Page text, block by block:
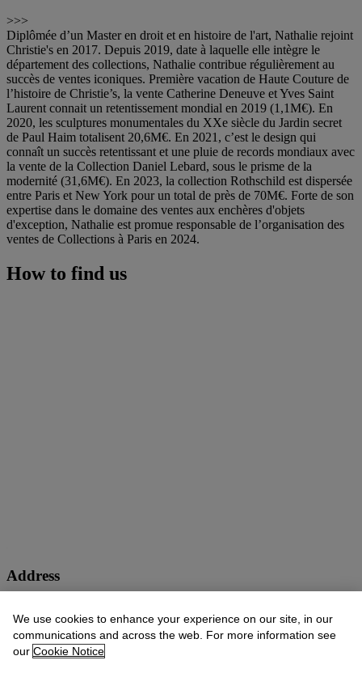
>>>
Diplômée d’un Master en droit et en histoire de l'art, Nathalie rejoint
Christie's en 2017. Depuis 2019, date à laquelle elle intègre le
département des collections, Nathalie contribue régulièrement au
succès de ventes iconiques. Première vacation de Haute Couture de
l’histoire de Christie’s, la vente Catherine Deneuve et Yves Saint
Laurent connait un retentissement mondial en 2019 (1,1M€). En
2020, les sculptures monumentales du XXe siècle du Jardin secret
de Paul Haim totalisent 20,6M€. En 2021, c’est le design qui
connaît un succès retentissant et une pluie de records mondiaux avec
la vente de la Collection Daniel Lebard, sous le prisme de la
modernité (31,6M€). En 2023, la collection Rothschild est dispersée
entre Paris et New York pour un total de près de 70M€. Forte de son
expertise dans le domaine des ventes aux enchères d'objets
d'exception, Nathalie est promue responsable de l’organisation des
ventes de Collections à Paris en 2024.
How to find us
Address
Viewing
We use cookies to enhance your experience on our site, in our
communications and across the web. For more information see
our Cookie Notice